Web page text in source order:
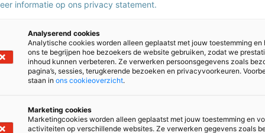
moeten dan een antwoord op dat bordje invullen.
anders dan vragen of er nog iemand is die de stof niet
iedereen waar hij of zij staat, zodat je daar je uitleg weer op
het implementeren van formatief
Zij moeten hun lessen deels opnieuw
Micheline Freericks, Panta Rhei College
informatie op ons privacy statement.
Analyserend cookies
Analytische cookies worden alleen geplaatst met jouw toestemming en
ons te begrijpen hoe bezoekers de website gebruiken, zodat we
inhoud kunnen verbeteren. Ze verwerken persoonsgegevens zoals
pagina’s, sessies, terugkerende bezoeken en privacyvoorkeuren.
staan in ons cookieoverzicht.
Marketing cookies
Marketingcookies worden alleen geplaatst met jouw toestemming en
activiteiten op verschillende websites. Ze verwerken gegevens zoals